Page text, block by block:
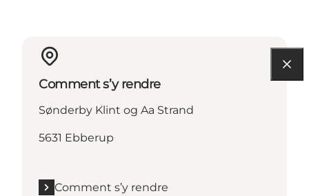
Comment s’y rendre
Sønderby Klint og Aa Strand
5631 Ebberup
Comment s’y rendre